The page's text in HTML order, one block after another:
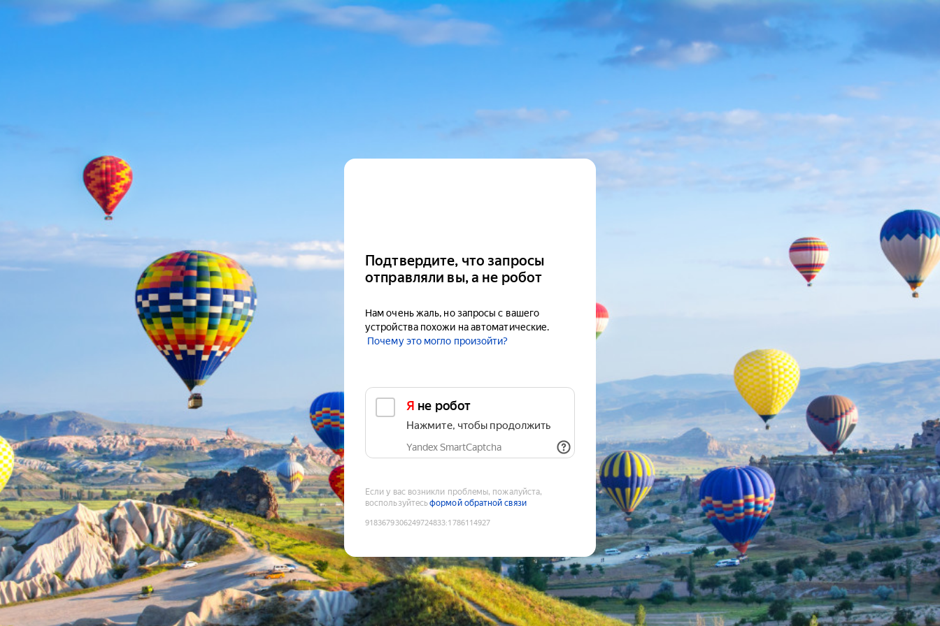
Подтвердите, что запросы
отправляли вы, а не робот
Нам очень жаль, но запросы с вашего
устройства похожи на автоматические.
Почему это могло произойти?
Я не робот
Нажмите, чтобы продолжить
Yandex SmartCaptcha
Если у вас возникли проблемы, пожалуйста,
воспользуйтесьформой обратной связи
9183679306249724833:1786114927